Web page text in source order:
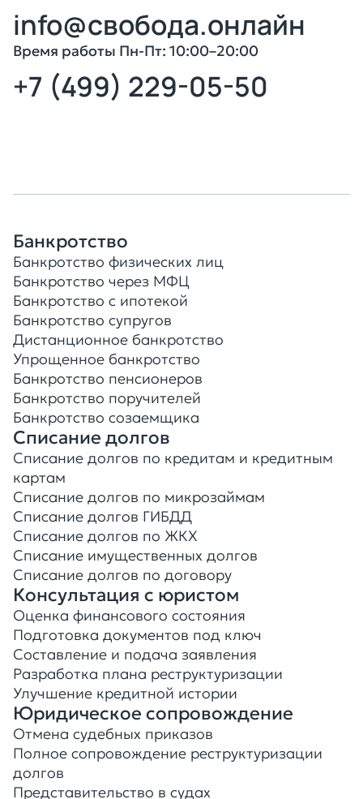
info@свобода.онлайн
Время работы Пн-Пт: 10:00–20:00
+7 (499) 229-05-50
Банкротство
Банкротство физических лиц
Банкротство через МФЦ
Банкротство с ипотекой
Банкротство супругов
Дистанционное банкротство
Упрощенное банкротство
Банкротство пенсионеров
Банкротство поручителей
Банкротство созаемщика
Списание долгов
Списание долгов по кредитам и кредитным
картам
Списание долгов по микрозаймам
Списание долгов ГИБДД
Списание долгов по ЖКХ
Списание имущественных долгов
Списание долгов по договору
Консультация с юристом
Оценка финансового состояния
Подготовка документов под ключ
Составление и подача заявления
Разработка плана реструктуризации
Улучшение кредитной истории
Юридическое сопровождение
Отмена судебных приказов
Полное сопровождение реструктуризации
долгов
Представительство в судах